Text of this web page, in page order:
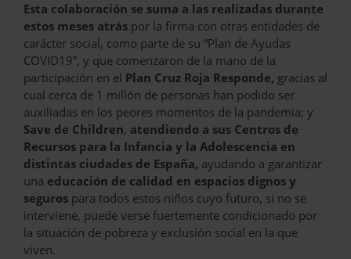
Esta colaboración se suma a las realizadas durante
estos meses atrás por la firma con otras entidades de
carácter social, como parte de su “Plan de Ayudas
COVID19”, y que comenzaron de la mano de la
participación en el Plan Cruz Roja Responde, gracias al
cual cerca de 1 millón de personas han podido ser
auxiliadas en los peores momentos de la pandemia; y
Save de Children, atendiendo a sus Centros de
Recursos para la Infancia y la Adolescencia en
distintas ciudades de España, ayudando a garantizar
una educación de calidad en espacios dignos y
seguros para todos estos niños cuyo futuro, si no se
interviene, puede verse fuertemente condicionado por
la situación de pobreza y exclusión social en la que
viven.